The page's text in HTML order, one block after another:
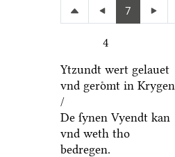
7
Ytzundt wert gelauet
vnd geroͤmt in Krygen
/
De ſynen Vyendt kan
vnd weth tho